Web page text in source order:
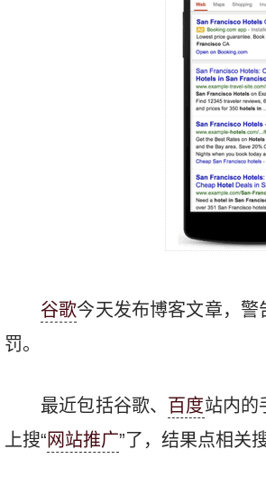
谷歌今天发布博客文章，警
罚。
最近包括谷歌、 百度站内的
上搜“网站推广”了，结果点相关